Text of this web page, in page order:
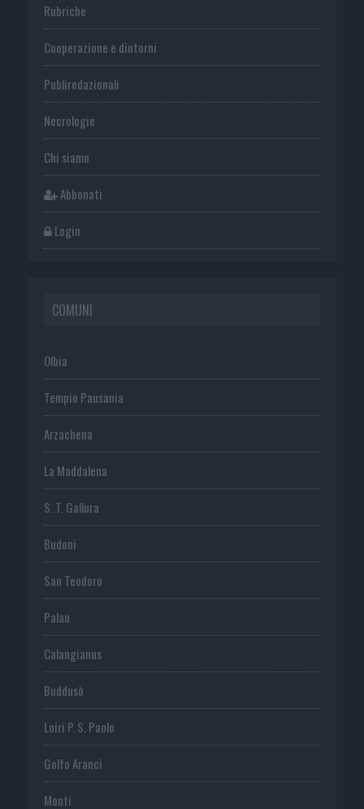
Rubriche
Cooperazione e dintorni
Publiredazionali
Necrologie
Chi siamo
Abbonati
Login
COMUNI
Olbia
Tempio Pausania
Arzachena
La Maddalena
S. T. Gallura
Budoni
San Teodoro
Palau
Calangianus
Buddusò
Loiri P. S. Paolo
Golfo Aranci
Monti